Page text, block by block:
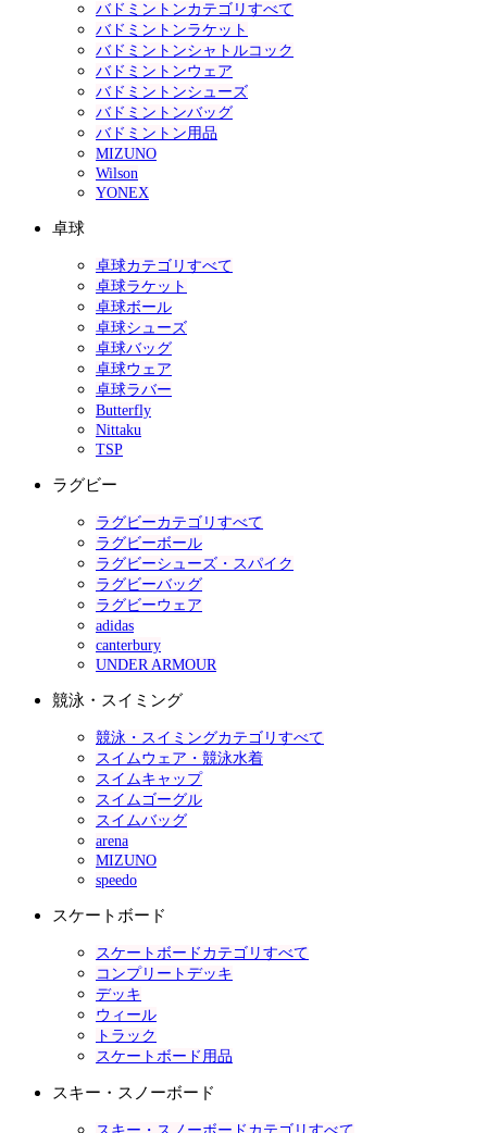
バドミントンカテゴリすべて
バドミントンラケット
バドミントンシャトルコック
バドミントンウェア
バドミントンシューズ
バドミントンバッグ
バドミントン用品
MIZUNO
Wilson
YONEX
卓球
卓球カテゴリすべて
卓球ラケット
卓球ボール
卓球シューズ
卓球バッグ
卓球ウェア
卓球ラバー
Butterfly
Nittaku
TSP
ラグビー
ラグビーカテゴリすべて
ラグビーボール
ラグビーシューズ・スパイク
ラグビーバッグ
ラグビーウェア
adidas
canterbury
UNDER ARMOUR
競泳・スイミング
競泳・スイミングカテゴリすべて
スイムウェア・競泳水着
スイムキャップ
スイムゴーグル
スイムバッグ
arena
MIZUNO
speedo
スケートボード
スケートボードカテゴリすべて
コンプリートデッキ
デッキ
ウィール
トラック
スケートボード用品
スキー・スノーボード